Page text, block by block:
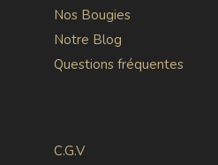
Nos Bougies
Notre Blog
Questions fréquentes
C.G.V